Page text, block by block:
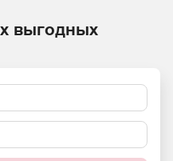
богатый массив
в области
PTC Mathcad, вы
чем записать их на
своей работы,
форматирования
блоками и
выгодных